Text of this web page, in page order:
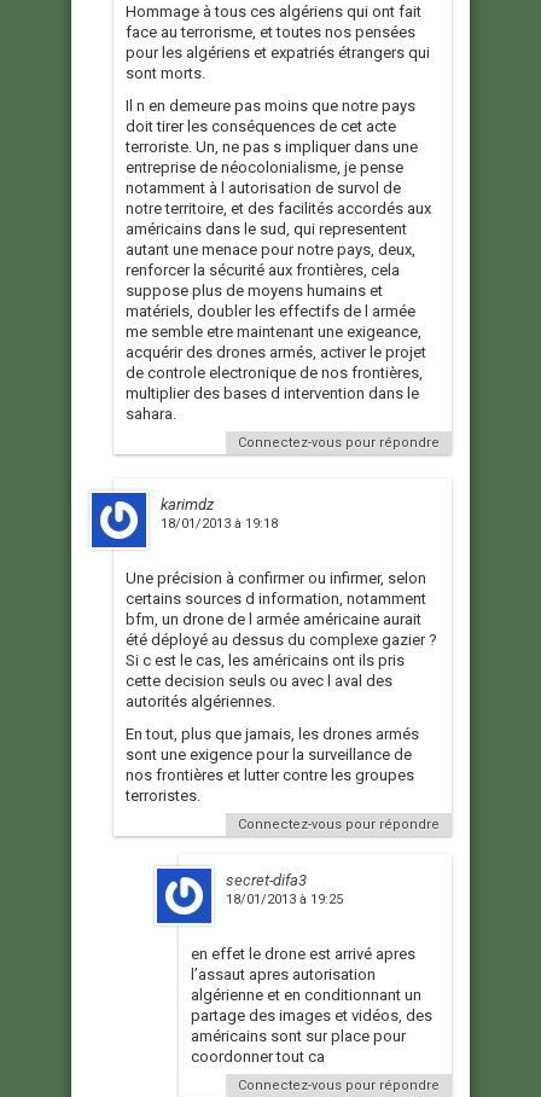
Hommage à tous ces algériens qui ont fait
face au terrorisme, et toutes nos pensées
pour les algériens et expatriés étrangers qui
sont morts.
Il n en demeure pas moins que notre pays
doit tirer les conséquences de cet acte
terroriste. Un, ne pas s impliquer dans une
entreprise de néocolonialisme, je pense
notamment à l autorisation de survol de
notre territoire, et des facilités accordés aux
américains dans le sud, qui representent
autant une menace pour notre pays, deux,
renforcer la sécurité aux frontières, cela
suppose plus de moyens humains et
matériels, doubler les effectifs de l armée
me semble etre maintenant une exigeance,
acquérir des drones armés, activer le projet
de controle electronique de nos frontières,
multiplier des bases d intervention dans le
sahara.
Connectez-vous pour répondre
karimdz
18/01/2013 à 19:18
Une précision à confirmer ou infirmer, selon
certains sources d information, notamment
bfm, un drone de l armée américaine aurait
été déployé au dessus du complexe gazier ?
Si c est le cas, les américains ont ils pris
cette decision seuls ou avec l aval des
autorités algériennes.
En tout, plus que jamais, les drones armés
sont une exigence pour la surveillance de
nos frontières et lutter contre les groupes
terroristes.
Connectez-vous pour répondre
secret-difa3
18/01/2013 à 19:25
en effet le drone est arrivé apres
l’assaut apres autorisation
algérienne et en conditionnant un
partage des images et vidéos, des
américains sont sur place pour
coordonner tout ca
Connectez-vous pour répondre